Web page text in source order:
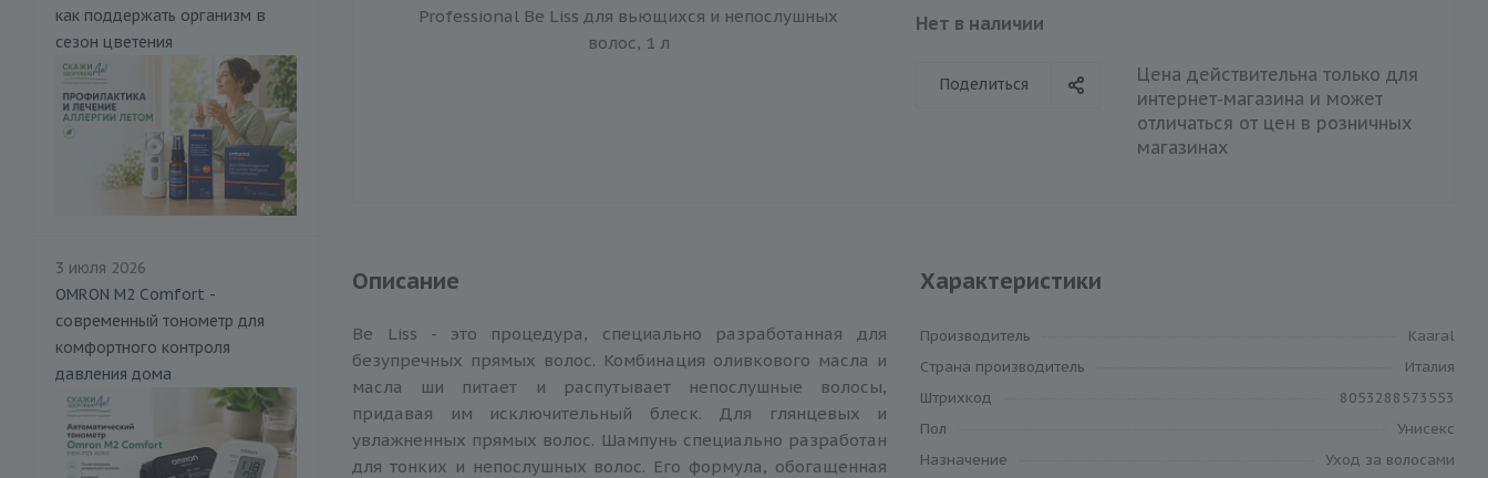
Нет в наличии
Поделиться
Цена действительна только для
интернет-магазина и может
отличаться от цен в розничных
магазинах
Описание
Be Liss - это процедура, специально разработанная для
безупречных прямых волос. Комбинация оливкового масла и
масла ши питает и распутывает непослушные волосы,
придавая им исключительный блеск. Для глянцевых и
увлажненных прямых волос. Шампунь специально разработан
для тонких и непослушных волос. Его формула, обогащенная
Характеристики
Производитель
Kaaral
Cтрана производитель
Италия
Штрихкод
8053288573553
Пол
Унисекс
Назначение
Уход за волосами
как поддержать организм в
сезон цветения
3 июля 2026
OMRON M2 Comfort -
современный тонометр для
комфортного контроля
давления дома